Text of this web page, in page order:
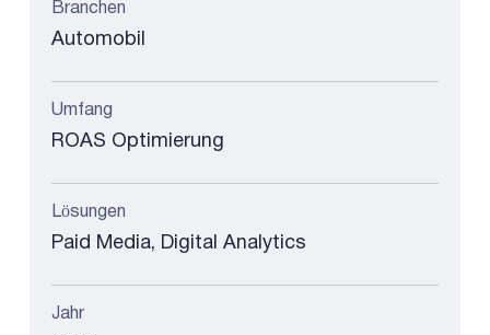
Branchen
Automobil
Umfang
ROAS Optimierung
Lösungen
Paid Media, Digital Analytics
Jahr